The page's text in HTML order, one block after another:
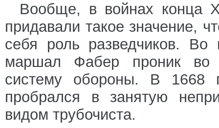
Вообще, в войнах конца
придавали такое значение,
себя роль разведчиков.
маршал Фабер проник во
систему обороны. В 1668
пробрался в занятую
видом трубочиста.